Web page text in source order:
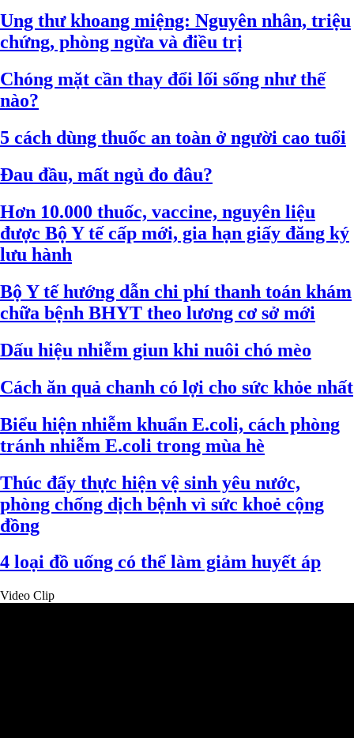
Ung thư khoang miệng: Nguyên nhân, triệu
chứng, phòng ngừa và điều trị
Chóng mặt cần thay đổi lối sống như thế
nào?
5 cách dùng thuốc an toàn ở người cao tuổi
Đau đầu, mất ngủ đo đâu?
Hơn 10.000 thuốc, vaccine, nguyên liệu
được Bộ Y tế cấp mới, gia hạn giấy đăng ký
lưu hành
Bộ Y tế hướng dẫn chi phí thanh toán khám
chữa bệnh BHYT theo lương cơ sở mới
Dấu hiệu nhiễm giun khi nuôi chó mèo
Cách ăn quả chanh có lợi cho sức khỏe nhất
Biểu hiện nhiễm khuẩn E.coli, cách phòng
tránh nhiễm E.coli trong mùa hè
Thúc đẩy thực hiện vệ sinh yêu nước,
phòng chống dịch bệnh vì sức khoẻ cộng
đồng
4 loại đồ uống có thể làm giảm huyết áp
Video Clip